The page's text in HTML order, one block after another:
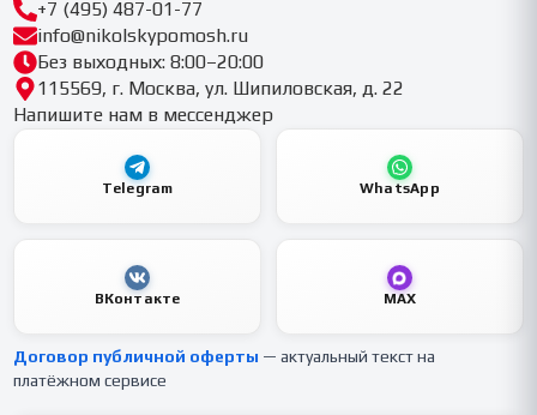
+7 (495) 487-01-77
info@nikolskypomosh.ru
Без выходных: 8:00–20:00
115569, г. Москва, ул. Шипиловская, д. 22
Напишите нам в мессенджер
Telegram WhatsApp
ВКонтакте MAX
Договор публичной оферты — актуальный текст на
платёжном сервисе